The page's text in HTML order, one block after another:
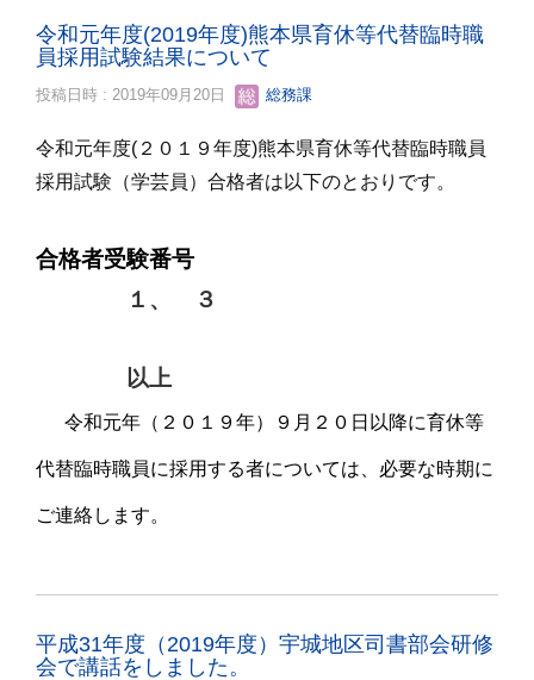
令和元年度(2019年度)熊本県育休等代替臨時職
員採用試験結果について
投稿日時 : 2019年09月20日 総務課
令和元年度(２０１９年度)熊本県育休等代替臨時職員
採用試験（学芸員）合格者は以下のとおりです。
合格者受験番号
１、 ３
以上
令和元年（２０１９年）９月２０日以降に育休等
代替臨時職員に採用する者については、必要な時期に
ご連絡します。
平成31年度（2019年度）宇城地区司書部会研修
会で講話をしました。